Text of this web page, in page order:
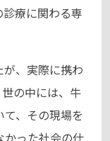
療に関わる専
、実際に携わ
の中には、牛
、その現場を